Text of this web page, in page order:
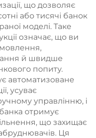
що дозволяє
або тисячі банок
моделі. Таке
означає, що ви
й швидше
попиту.
автоматизоване
усуває
управлінню, і
отримує
що захищає
Ця